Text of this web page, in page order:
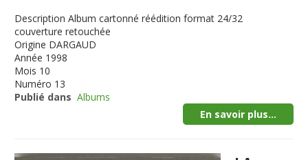
Description Album cartonné réédition format 24/32
couverture retouchée
Origine DARGAUD
Année 1998
Mois 10
Numéro 13
Publié dans Albums
En savoir plus...